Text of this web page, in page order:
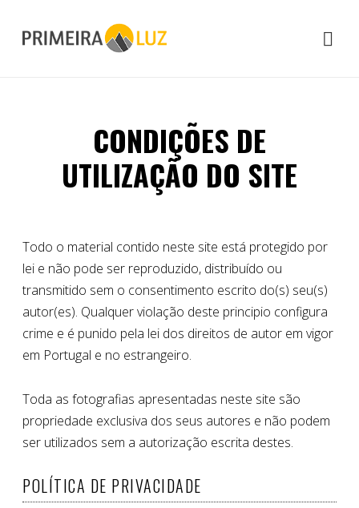
CONDIÇÕES DE
UTILIZAÇÃO DO SITE
Todo o material contido neste site está protegido por
lei e não pode ser reproduzido, distribuído ou
transmitido sem o consentimento escrito do(s) seu(s)
autor(es). Qualquer violação deste principio configura
crime e é punido pela lei dos direitos de autor em vigor
em Portugal e no estrangeiro.
Toda as fotografias apresentadas neste site são
propriedade exclusiva dos seus autores e não podem
ser utilizados sem a autorização escrita destes.
POLÍTICA DE PRIVACIDADE